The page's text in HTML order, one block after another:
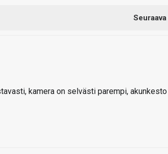
Seuraava
kamera on selvästi parempi, akunkesto